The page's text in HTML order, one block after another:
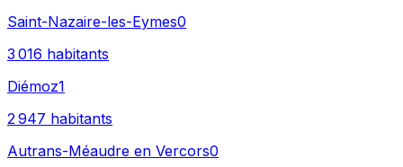
Saint-Nazaire-les-Eymes0
3 016 habitants
Diémoz1
2 947 habitants
Autrans-Méaudre en Vercors0